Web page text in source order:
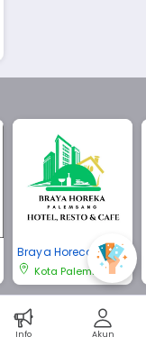
Braya Horeca Pale
mbang
Kota Palembang
Info Akun